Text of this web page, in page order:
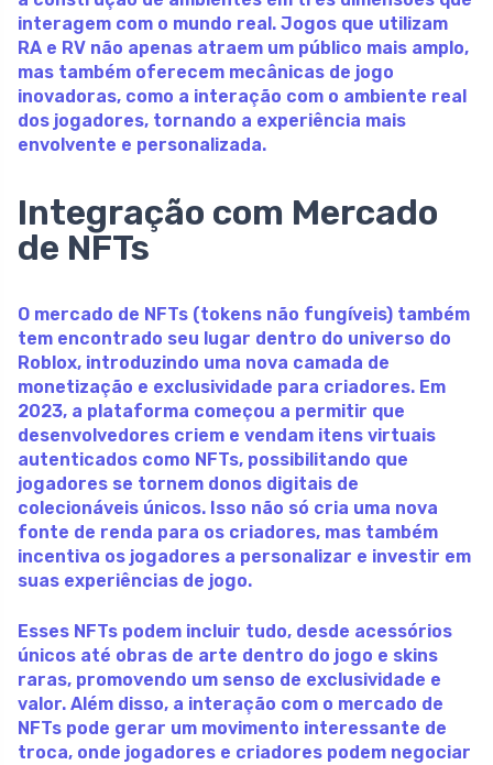
interagem com o mundo real. Jogos que utilizam
RA e RV não apenas atraem um público mais amplo,
mas também oferecem mecânicas de jogo
inovadoras, como a interação com o ambiente real
dos jogadores, tornando a experiência mais
envolvente e personalizada.
Integração com Mercado
de NFTs
O mercado de NFTs (tokens não fungíveis) também
tem encontrado seu lugar dentro do universo do
Roblox, introduzindo uma nova camada de
monetização e exclusividade para criadores. Em
2023, a plataforma começou a permitir que
desenvolvedores criem e vendam itens virtuais
autenticados como NFTs, possibilitando que
jogadores se tornem donos digitais de
colecionáveis únicos. Isso não só cria uma nova
fonte de renda para os criadores, mas também
incentiva os jogadores a personalizar e investir em
suas experiências de jogo.
Esses NFTs podem incluir tudo, desde acessórios
únicos até obras de arte dentro do jogo e skins
raras, promovendo um senso de exclusividade e
valor. Além disso, a interação com o mercado de
NFTs pode gerar um movimento interessante de
troca, onde jogadores e criadores podem negociar